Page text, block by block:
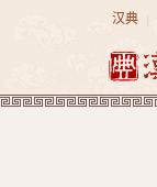
汉典